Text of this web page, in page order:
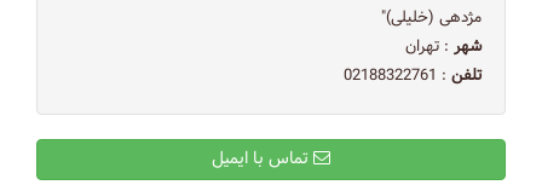
مژدهی (خلیلی)"
شهر : تهران
تلفن : 02188322761